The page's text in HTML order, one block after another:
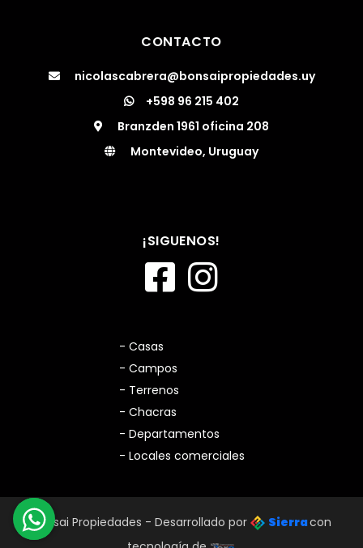
CONTACTO
nicolascabrera@bonsaipropiedades.uy
+598 96 215 402
Branzden 1961 oficina 208
Montevideo, Uruguay
¡SIGUENOS!
- Casas
- Campos
- Terrenos
- Chacras
- Departamentos
- Locales comerciales
Bonsai Propiedades - Desarrollado por Sierracon